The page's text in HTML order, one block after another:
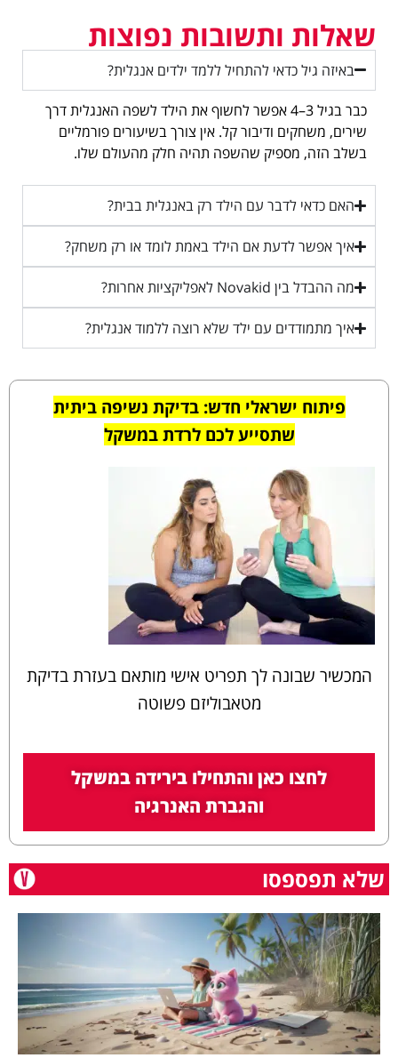
שאלות ותשובות נפוצות
באיזה גיל כדאי להתחיל ללמד ילדים אנגלית?
כבר בגיל 3–4 אפשר לחשוף את הילד לשפה האנגלית דרך
שירים, משחקים ודיבור קל. אין צורך בשיעורים פורמליים
בשלב הזה, מספיק שהשפה תהיה חלק מהעולם שלו.
האם כדאי לדבר עם הילד רק באנגלית בבית?
איך אפשר לדעת אם הילד באמת לומד או רק משחק?
מה ההבדל בין Novakid לאפליקציות אחרות?
איך מתמודדים עם ילד שלא רוצה ללמוד אנגלית?
פיתוח ישראלי חדש: בדיקת נשיפה ביתית
שתסייע לכם לרדת במשקל
המכשיר שבונה לך תפריט אישי מותאם בעזרת בדיקת
מטאבוליזם פשוטה
לחצו כאן והתחילו בירידה במשקל
והגברת האנרגיה
שלא תפספסו